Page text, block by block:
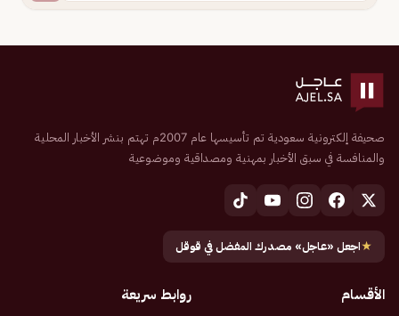
صحيفة إلكترونية سعودية تم تأسيسها عام 2007م تهتم بنشر الأخبار المحلية
والمنافسة في سبق الأخبار بمهنية ومصداقية وموضوعية
★اجعل «عاجل» مصدرك المفضل في قوقل
الأقسام روابط سريعة